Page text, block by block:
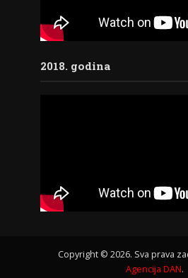
2018. godina
Copyright © 2026. Sva prava
Agencija DAN.